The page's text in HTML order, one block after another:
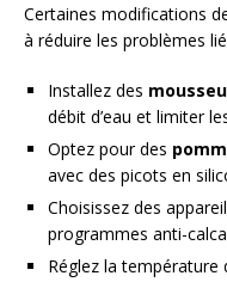
Certaines modifications
à réduire les problèmes
Installez des
débit d’eau et limiter
Optez pour des
avec des picots en
Choisissez des
programmes anti-
Réglez la température